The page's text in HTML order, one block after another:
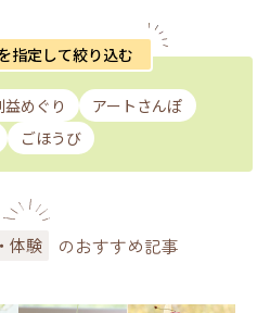
指定して絞り込む
益めぐり
アートさんぽ
ごほうび
体験 のおすすめ記事